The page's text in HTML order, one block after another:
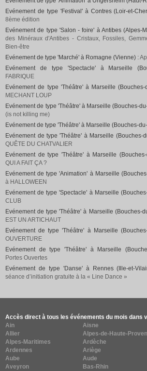
Evénement de type 'Festival' à Contres (Loir-et-
8ème édition
Evénement de type 'Salon - foire' à Antibes (Alpes-
des Minéraux d'Antibes - Cristaux, Fossiles,
Bien-être
Evénement de type 'Marché' à Romagne (Vienne) :
Evénement de type 'Spectacle' à Marseille
FABRIQUE
Evénement de type 'Théâtre' à Marseille (Bouches-
MECHANT LOUP
Evénement de type 'Théâtre' à Marseille (Bouches-
(is not killing me)
Evénement de type 'Théâtre' à Marseille (Bouches-
Evénement de type 'Théâtre' à Marseille (Bouches-
QUÊTE DU CHATVALIER
Evénement de type 'Théâtre' à Marseille
QUI A FAIT ÇA ?
Evénement de type 'Animation' à Marseille
à HALLOWEEN
Evénement de type 'Spectacle' à Marseille
CLUB
Evénement de type 'Théâtre' à Marseille (Bouches-
EST UN ARTICHAUT
Evénement de type 'Théâtre' à Marseille
OUVERTURE
Evénement de type 'Théâtre' à Marseille
Portes Ouvertes
Evénement de type 'Danse' à Rennes (Ille-et-
séance d’initiation gratuite à la « Line Dance »
Accès direct à tous les événements du mois dans
Ain
Aisne
Allier
Alpes-de-Haute-
Alpes-Maritimes
Ardèche
Ardennes
Ariège
Aube
Aude
Aveyron
Bas-Rhin